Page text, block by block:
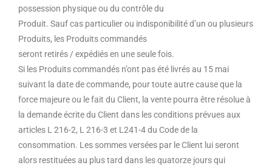
possession physique ou du contrôle du
Produit. Sauf cas particulier ou indisponibilité d’un ou plusieurs
Produits, les Produits commandés
seront retirés / expédiés en une seule fois.
Si les Produits commandés n’ont pas été livrés au 15 mai
suivant la date de commande, pour toute autre cause que la
force majeure ou le fait du Client, la vente pourra être résolue à
la demande écrite du Client dans les conditions prévues aux
articles L 216-2, L 216-3 et L241-4 du Code de la
consommation. Les sommes versées par le Client lui seront
alors restituées au plus tard dans les quatorze jours qui